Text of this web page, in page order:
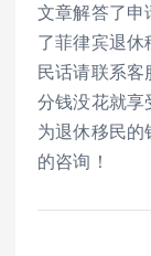
文章解答了申
了菲律宾退休
民话请联系客
分钱没花就享
为退休移民的
的咨询！